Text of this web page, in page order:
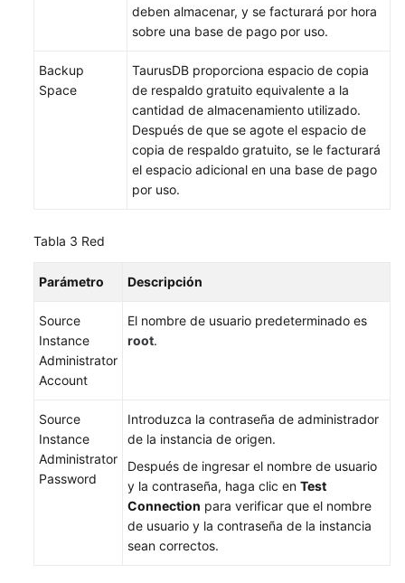
deben almacenar, y se facturará por hora
sobre una base de pago por uso.
Backup
Space
TaurusDB proporciona espacio de copia
de respaldo gratuito equivalente a la
cantidad de almacenamiento utilizado.
Después de que se agote el espacio de
copia de respaldo gratuito, se le facturará
el espacio adicional en una base de pago
por uso.
Tabla 3 Red
Parámetro Descripción
Source
Instance
Administrator
Account
El nombre de usuario predeterminado es
root.
Source
Instance
Administrator
Password
Introduzca la contraseña de administrador
de la instancia de origen.
Después de ingresar el nombre de usuario
y la contraseña, haga clic en Test
Connection para verificar que el nombre
de usuario y la contraseña de la instancia
sean correctos.